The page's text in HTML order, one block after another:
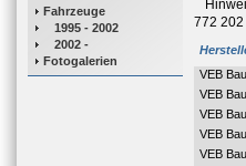
Fahrzeuge
1995 - 2002
2002 -
Fotogalerien
772
VEB
VEB
VEB
VEB
VEB